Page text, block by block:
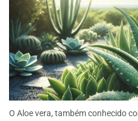
O Aloe vera, também conhecido